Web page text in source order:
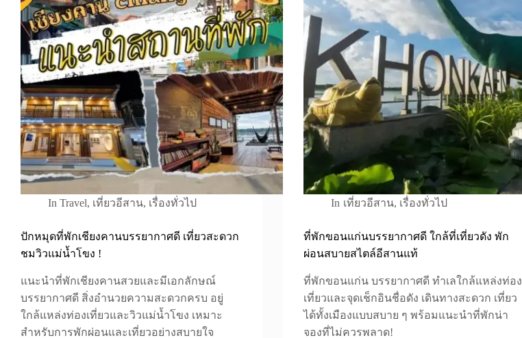
In Travel, เที่ยวอีสาน, เรื่องทั่วไป
ปักหมุดที่พักเชียงคานบรรยากาศดี เที่ยวสะดวก
ชมวิวแม่น้ำโขง !
แนะนำที่พักเชียงคานสวยและมีเอกลักษณ์
บรรยากาศดี สิ่งอำนวยความสะดวกครบ อยู่
ใกล้แหล่งท่องเที่ยวและวิวแม่น้ำโขง เหมาะ
สำหรับการพักผ่อนและเที่ยวอย่างสบายใจ
In เที่ยวอีสาน, เรื่องทั่วไป
ที่พักขอนแก่นบรรยากาศดี ใกล้ที่เที่ยวดัง พัก
ผ่อนสบายสไตล์อีสานแท้
ที่พักขอนแก่น บรรยากาศดี ทำเลใกล้แหล่งท่อง
เที่ยวและจุดเช็กอินชื่อดัง เดินทางสะดวก เที่ยว
ได้ทั้งเมืองแบบสบาย ๆ พร้อมแนะนำที่พักน่า
จองที่ไม่ควรพลาด!